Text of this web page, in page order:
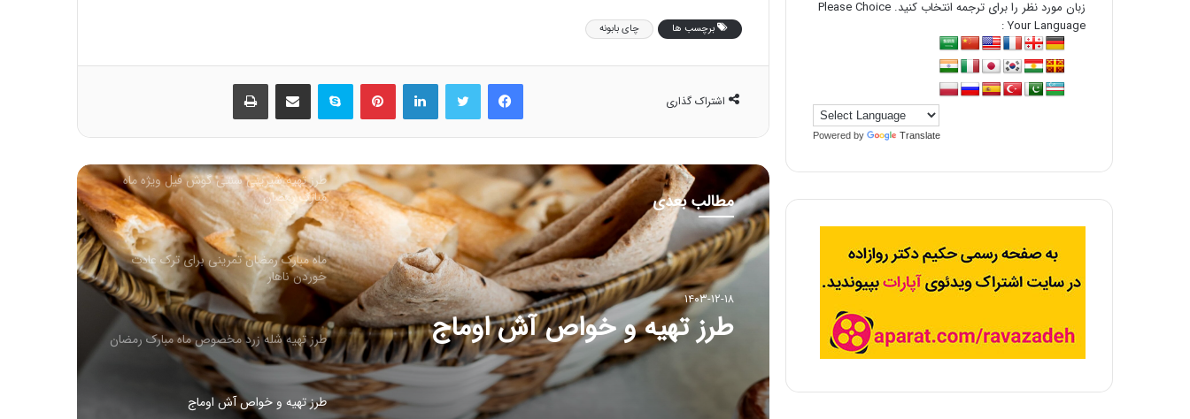
برچسب ها چای بابونه
اشتراک گذاری
فیس بوک لینکدین ‫پین‌ترست اسکایپ اشتراک گذاری از طریق ایمیل
مطالب بعدی
۱۴۰۳-۱۲-۱۸
طرز تهیه و خواص آش اوماج
فرنی با شیر
طرز تهیه شیرینی سنتی گوش فیل ویژه ماه
مبارک رمضان
ماه مبارک رمضان تمرینی برای ترک عادت
خوردن ناهار
طرز تهیه شله زرد مخصوص ماه مبارک رمضان
طرز تهیه و خواص آش اوماج
زبان مورد نظر را برای ترجمه انتخاب کنید. Please Choice
Your Language :
Powered by Translate